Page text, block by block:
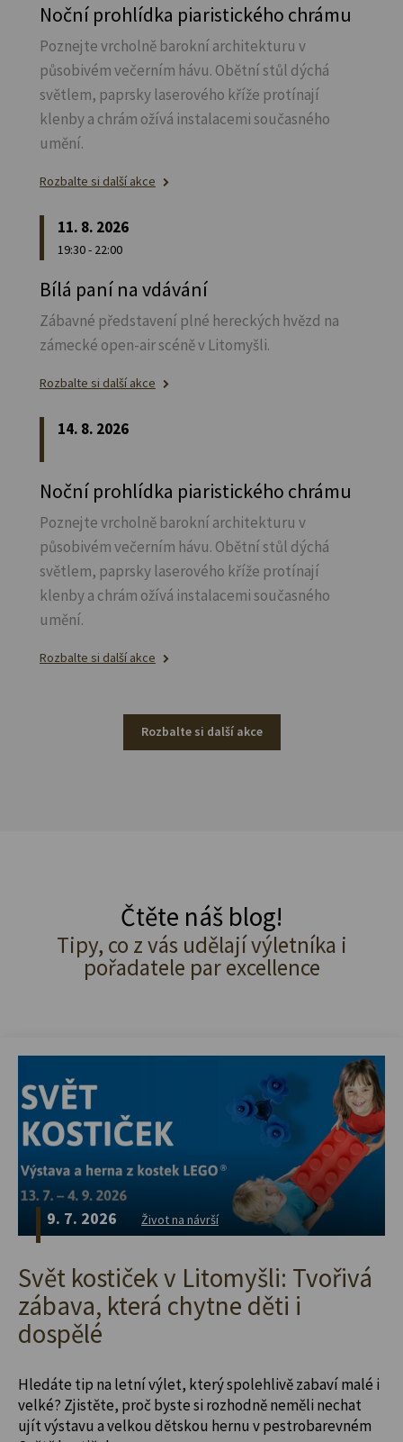
Noční prohlídka piaristického chrámu
Poznejte vrcholně barokní architekturu v
působivém večerním hávu. Obětní stůl dýchá
světlem, paprsky laserového kříže protínají
klenby a chrám ožívá instalacemi současného
umění.
Rozbalte si další akce
11. 8. 2026
19:30 - 22:00
Bílá paní na vdávání
Zábavné představení plné hereckých hvězd na
zámecké open-air scéně v Litomyšli.
Rozbalte si další akce
14. 8. 2026
Noční prohlídka piaristického chrámu
Poznejte vrcholně barokní architekturu v
působivém večerním hávu. Obětní stůl dýchá
světlem, paprsky laserového kříže protínají
klenby a chrám ožívá instalacemi současného
umění.
Rozbalte si další akce
Rozbalte si další akce
Čtěte náš blog!
Tipy, co z vás udělají výletníka i
pořadatele par excellence
9. 7. 2026 Život na návrší
Svět kostiček v Litomyšli: Tvořivá
zábava, která chytne děti i
dospělé
Hledáte tip na letní výlet, který spolehlivě zabaví malé i
velké? Zjistěte, proč byste si rozhodně neměli nechat
ujít výstavu a velkou dětskou hernu v pestrobarevném